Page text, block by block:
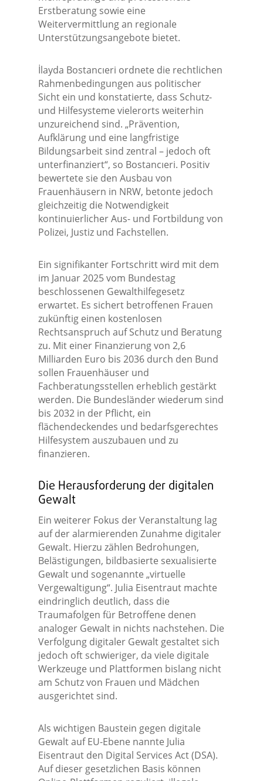
Erstberatung sowie eine
Weitervermittlung an regionale
Unterstützungsangebote bietet.
İlayda Bostancıeri ordnete die rechtlichen
Rahmenbedingungen aus politischer
Sicht ein und konstatierte, dass Schutz-
und Hilfesysteme vielerorts weiterhin
unzureichend sind. „Prävention,
Aufklärung und eine langfristige
Bildungsarbeit sind zentral – jedoch oft
unterfinanziert“, so Bostancıeri. Positiv
bewertete sie den Ausbau von
Frauenhäusern in NRW, betonte jedoch
gleichzeitig die Notwendigkeit
kontinuierlicher Aus- und Fortbildung von
Polizei, Justiz und Fachstellen.
Ein signifikanter Fortschritt wird mit dem
im Januar 2025 vom Bundestag
beschlossenen Gewalthilfegesetz
erwartet. Es sichert betroffenen Frauen
zukünftig einen kostenlosen
Rechtsanspruch auf Schutz und Beratung
zu. Mit einer Finanzierung von 2,6
Milliarden Euro bis 2036 durch den Bund
sollen Frauenhäuser und
Fachberatungsstellen erheblich gestärkt
werden. Die Bundesländer wiederum sind
bis 2032 in der Pflicht, ein
flächendeckendes und bedarfsgerechtes
Hilfesystem auszubauen und zu
finanzieren.
Die Herausforderung der digitalen
Gewalt
Ein weiterer Fokus der Veranstaltung lag
auf der alarmierenden Zunahme digitaler
Gewalt. Hierzu zählen Bedrohungen,
Belästigungen, bildbasierte sexualisierte
Gewalt und sogenannte „virtuelle
Vergewaltigung“. Julia Eisentraut machte
eindringlich deutlich, dass die
Traumafolgen für Betroffene denen
analoger Gewalt in nichts nachstehen. Die
Verfolgung digitaler Gewalt gestaltet sich
jedoch oft schwieriger, da viele digitale
Werkzeuge und Plattformen bislang nicht
am Schutz von Frauen und Mädchen
ausgerichtet sind.
Als wichtigen Baustein gegen digitale
Gewalt auf EU-Ebene nannte Julia
Eisentraut den Digital Services Act (DSA).
Auf dieser gesetzlichen Basis können